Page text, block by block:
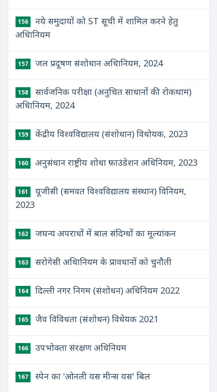
156
नये समुदायों को ST सूची में शामिल करने हेतु
अधिानियम
157 जल प्रदूषण संशोधान अधिानियम, 2024
158
सार्वजनिक परीक्षा (अनुचित साधानों की रोकथाम)
अधिानियम, 2024
159 केंद्रीय विश्वविद्यालय (संशोधान) विधोयक, 2023
160 अनुसंधान राष्ट्रीय शोधा फ़ाउंडेशन अधिनियम, 2023
161
यूजीसी (समवत विश्वविद्यालय संस्थान) विनियम,
2023
162 जघन्य अपराधों में बाल संदिग्धों का मूल्यांकन
163 सरोगेसी अधिानियम के प्रावधानों को चुनौती
164 दिल्ली नगर निगम (संशोधन) अधिनियम 2022
165 जैव विविधता (संशोधन) विधेयक 2021
166 उपभोक्ता संरक्षण अधिनियम
167 स्पेन का 'ओनली यस मीन्स यस' बिल